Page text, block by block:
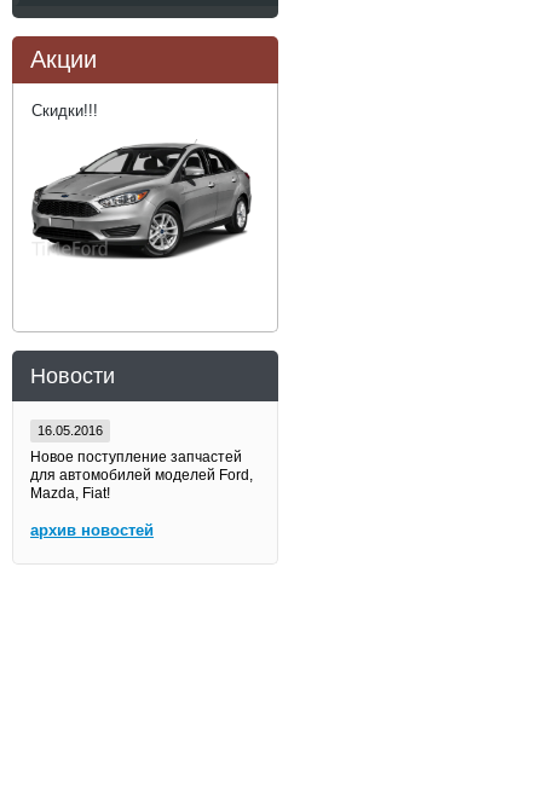
Акции
Скидки!!!
Новости
16.05.2016
Новое поступление запчастей
для автомобилей моделей Ford,
Mazda, Fiat!
архив новостей